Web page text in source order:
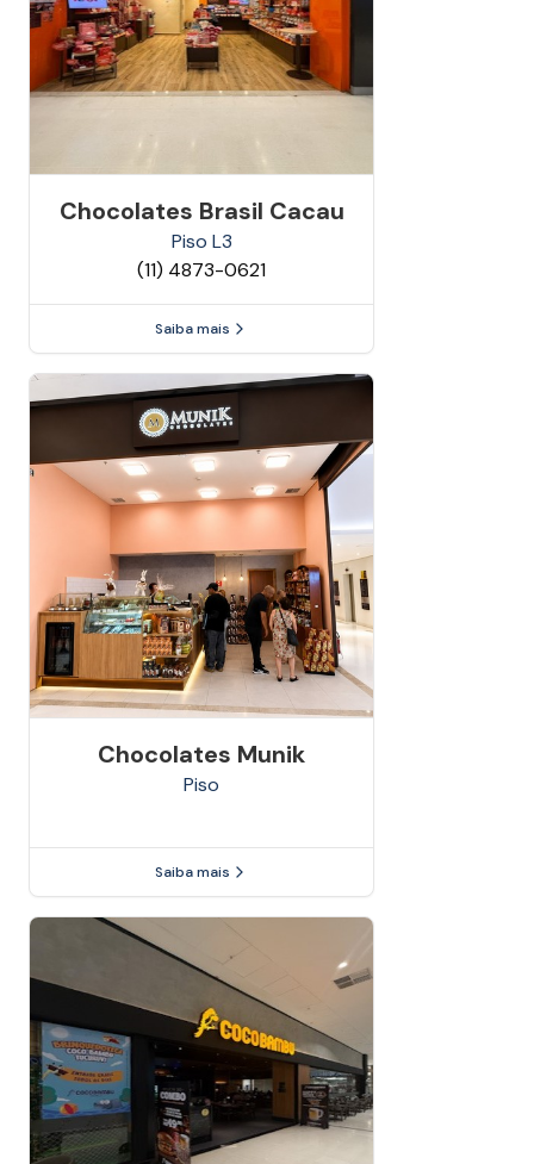
Chocolates Brasil Cacau
Piso L3
(11) 4873-0621
Saiba mais
Chocolates Munik
Piso
Saiba mais